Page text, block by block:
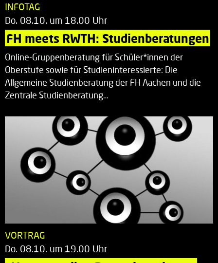
INFOTAG
Do. 08.10. um 18.00 Uhr
FH meets RWTH: Studienberatungen
Online-Gruppenberatung für Schüler*innen der
Oberstufe sowie für Studieninteressierte: Die
Allgemeine Studienberatung der FH Aachen und die
Zentrale Studienberatung…
VORTRAG
Do. 08.10. um 19.00 Uhr